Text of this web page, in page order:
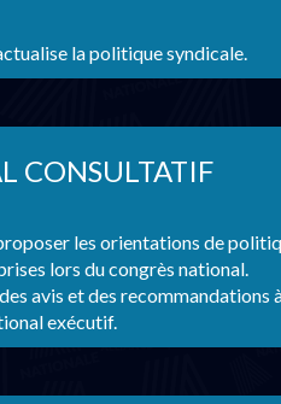
la politique syndicale.
CONSULTATIF
les orientations de
lors du congrès national.
avis et des recommandations
exécutif.